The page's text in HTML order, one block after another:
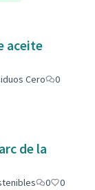
aceite
Cero
0
de la
0
0